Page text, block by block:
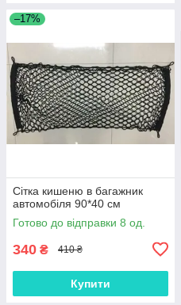
–17%
Сітка кишеню в багажник
автомобіля 90*40 см
Готово до відправки 8 од.
340 ₴ 410 ₴
Купити